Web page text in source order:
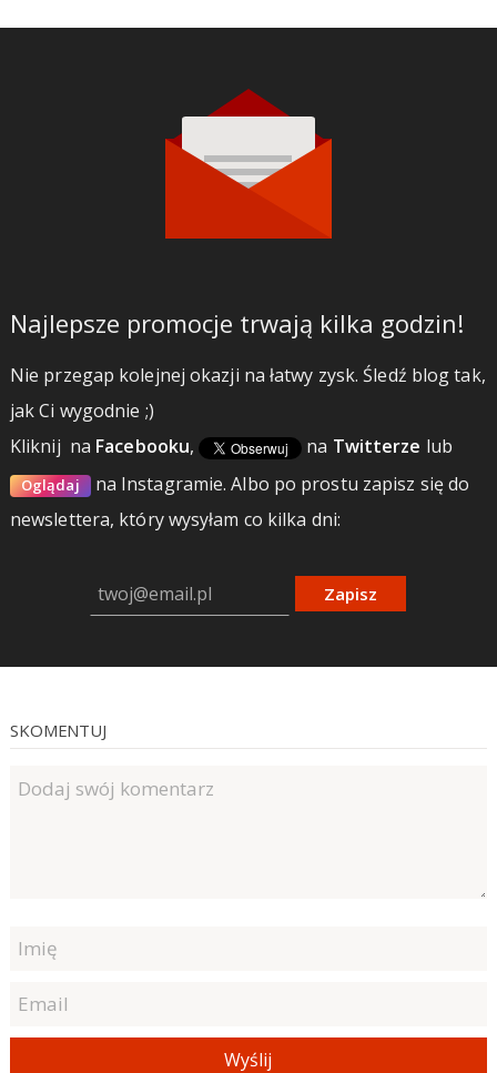
Najlepsze promocje trwają kilka godzin!
Nie przegap kolejnej okazji na łatwy zysk. Śledź blog tak,
jak Ci wygodnie ;)
Kliknij na Facebooku, na Twitterze lub
Oglądaj na Instagramie.Albo po prostu zapisz się do
newslettera, który wysyłam co kilka dni:
Zapisz
SKOMENTUJ
Wyślij